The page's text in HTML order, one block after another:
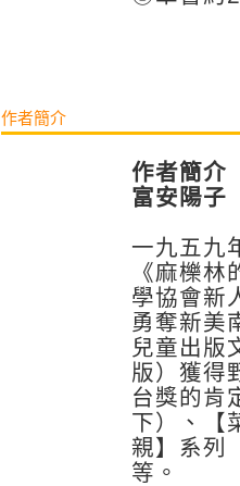
作者簡介
作者簡介
富安陽子
一九五九
《麻櫟
學協會新
勇奪新美
兒童出版
版）獲得
台獎的肯
下）、【
親】系列
等。